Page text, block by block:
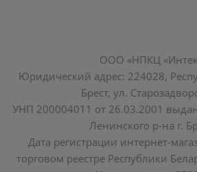
ООО «НПКЦ
Юридический адрес: 224028,
Брест, ул.
УНП 200004011 от 26.03.2001
Ленинского р-на г.
Дата регистрации интернет-
торговом реестре Республики